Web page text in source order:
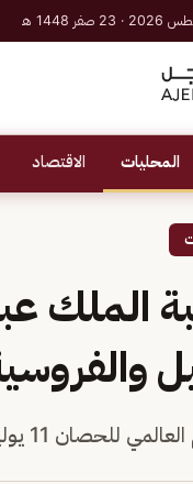
المحليات الاقتصاد
الملك
للحصان 11 يوليو 2026